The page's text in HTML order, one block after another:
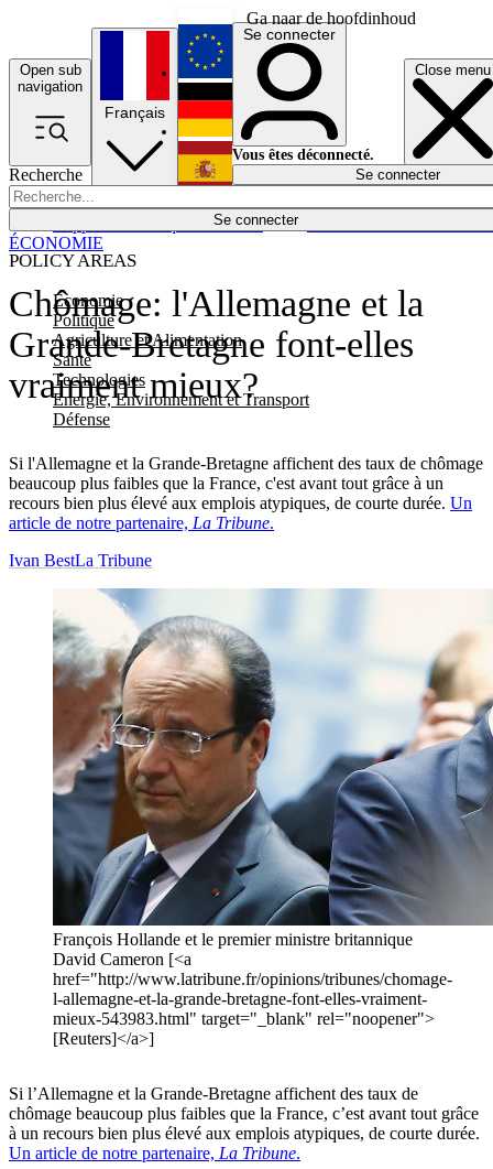
Ga naar de hoofdinhoud
Open sub
navigation
Close menu
Recherche
Se connecter
POLICY AREAS
Economie
Politique
Agriculture et Alimentation
Santé
Technologies
Energie, Environnement et Transport
Défense
Économie
Français
English
Deutsch
Español
Se connecter
Vous êtes déconnecté.
Se connecter
Chômage: l'Allemagne et la
Grande-Bretagne font-elles
vraiment mieux?
Si l'Allemagne et la Grande-Bretagne affichent des taux de chômage
beaucoup plus faibles que la France, c'est avant tout grâce à un
recours bien plus élevé aux emplois atypiques, de courte durée. Un
article de notre partenaire, La Tribune.
ÉCONOMIE
Ivan BestLa Tribune
François Hollande et le premier ministre britannique
David Cameron [<a
href="http://www.latribune.fr/opinions/tribunes/chomage-
l-allemagne-et-la-grande-bretagne-font-elles-vraiment-
mieux-543983.html" target="_blank" rel="noopener">
[Reuters]</a>]
Si l’Allemagne et la Grande-Bretagne affichent des taux de
chômage beaucoup plus faibles que la France, c’est avant tout grâce
à un recours bien plus élevé aux emplois atypiques, de courte durée.
Un article de notre partenaire, La Tribune.